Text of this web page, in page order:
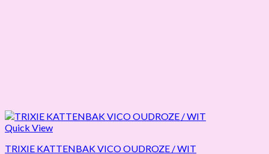
Quick View
TRIXIE KATTENBAK VICO OUDROZE / WIT